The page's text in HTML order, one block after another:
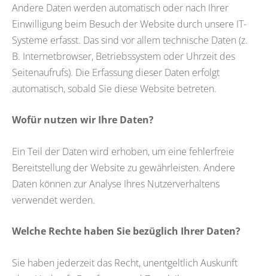
Andere Daten werden automatisch oder nach Ihrer
Einwilligung beim Besuch der Website durch unsere IT-
Systeme erfasst. Das sind vor allem technische Daten (z.
B. Internetbrowser, Betriebssystem oder Uhrzeit des
Seitenaufrufs). Die Erfassung dieser Daten erfolgt
automatisch, sobald Sie diese Website betreten.
Wofür nutzen wir Ihre Daten?
Ein Teil der Daten wird erhoben, um eine fehlerfreie
Bereitstellung der Website zu gewährleisten. Andere
Daten können zur Analyse Ihres Nutzerverhaltens
verwendet werden.
Welche Rechte haben Sie bezüglich Ihrer Daten?
Sie haben jederzeit das Recht, unentgeltlich Auskunft